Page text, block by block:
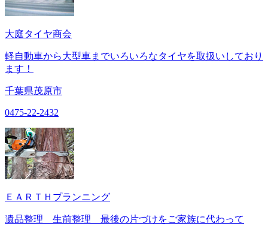
大庭タイヤ商会
軽自動車から大型車までいろいろなタイヤを取扱いしており
ます！
千葉県茂原市
0475-22-2432
ＥＡＲＴＨプランニング
遺品整理 生前整理 最後の片づけをご家族に代わって